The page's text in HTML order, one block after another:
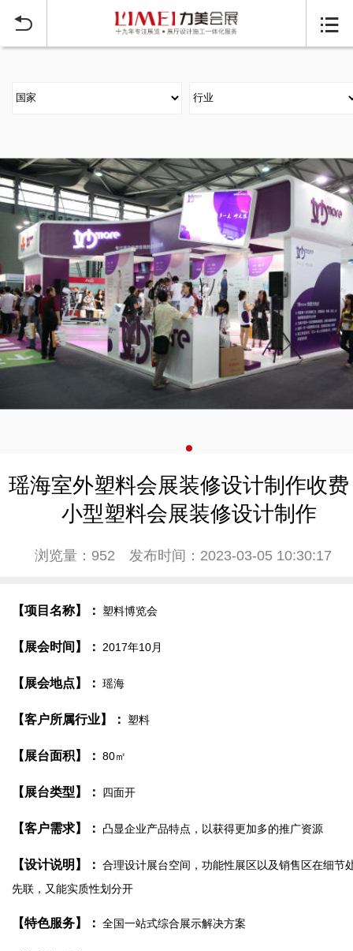
 
瑶海室外塑料会展装修设计制作收
小型塑料会展装修设计制作
浏览量：952 发布时间：2023-03-05 10:30:17
【项目名称】： 塑料博览会
【展会时间】： 2017年10月
【展会地点】： 瑶海
【客户所属行业】： 塑料
【展台面积】： 80㎡
【展台类型】： 四面开
【客户需求】： 凸显企业产品特点，以获得更加多的推广资源
【设计说明】： 合理设计展台空间，功能性展区以及销售区在细节
先联，又能实质性划分开
【特色服务】： 全国一站式综合展示解决方案